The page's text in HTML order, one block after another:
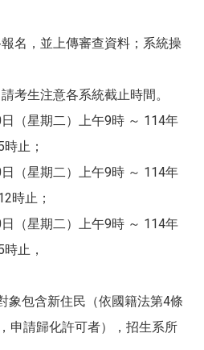
名，並上傳審查資料；系統操
考生注意各系統截止時間。
（星期二）上午9時 ～ 114年
止；
（星期二）上午9時 ～ 114年
時止；
（星期二）上午9時 ～ 114年
止，
象包含新住民（依國籍法第4條
申請歸化許可者），招生系所